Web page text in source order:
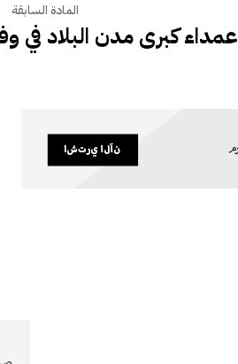
المادة السابقة
عمداء كبرى مدن البلاد في